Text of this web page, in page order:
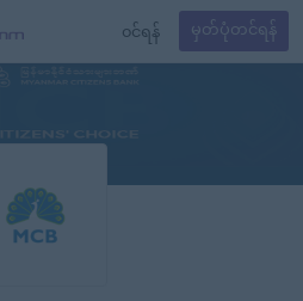
၀င်ရန် မှတ်ပုံတင်ရန်